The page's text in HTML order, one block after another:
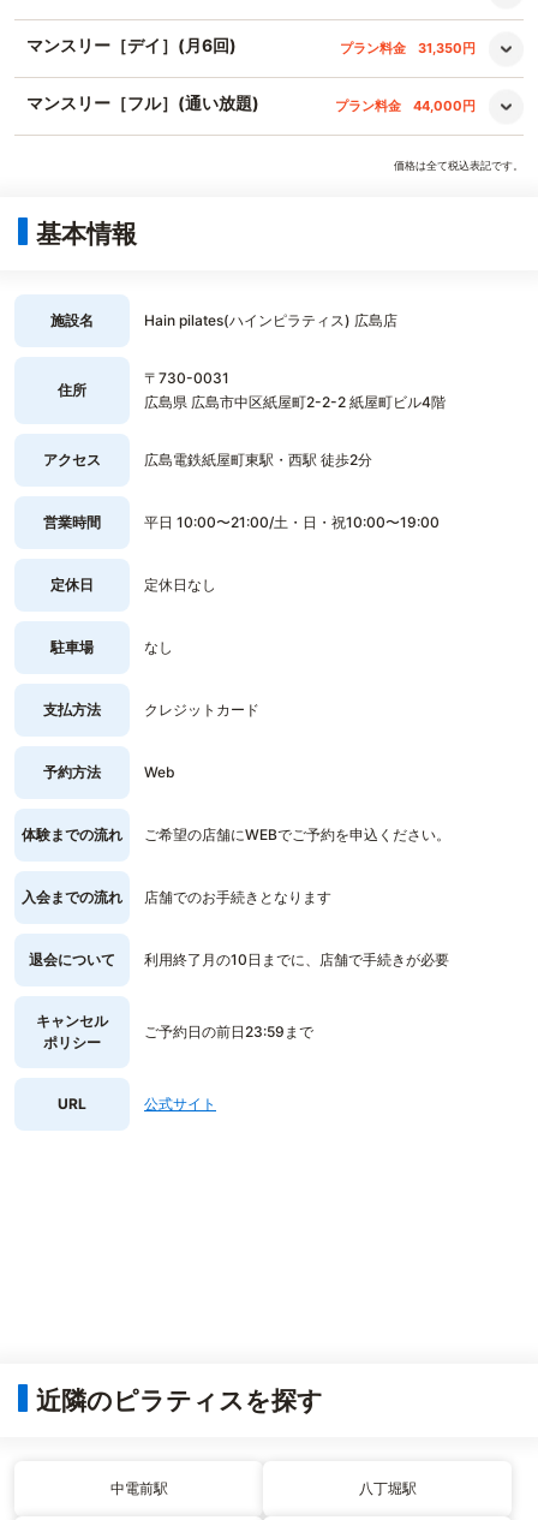
マンスリー［デイ］(月6回) プラン料金 31,350円
マンスリー［フル］(通い放題) プラン料金 44,000円
価格は全て税込表記です。
基本情報
施設名 Hain pilates(ハインピラティス) 広島店
住所
〒730-0031
広島県 広島市中区紙屋町2-2-2 紙屋町ビル4階
アクセス 広島電鉄紙屋町東駅・西駅 徒歩2分
営業時間 平日 10:00〜21:00/土・日・祝10:00〜19:00
定休日 定休日なし
駐車場 なし
支払方法 クレジットカード
予約方法 Web
体験までの流れ ご希望の店舗にWEBでご予約を申込ください。
入会までの流れ 店舗でのお手続きとなります
退会について 利用終了月の10日までに、店舗で手続きが必要
キャンセル
ポリシー
ご予約日の前日23:59まで
URL 公式サイト
近隣のピラティスを探す
中電前駅 八丁堀駅